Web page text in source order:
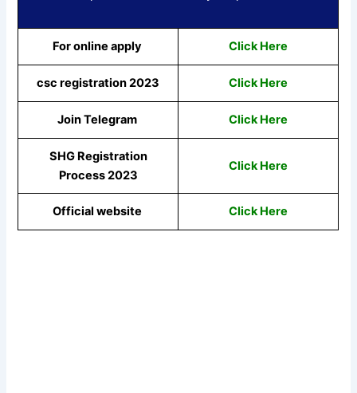
For online apply Click Here
csc registration 2023 Click Here
Join Telegram Click Here
SHG Registration
Process 2023
Click Here
Official website Click Here